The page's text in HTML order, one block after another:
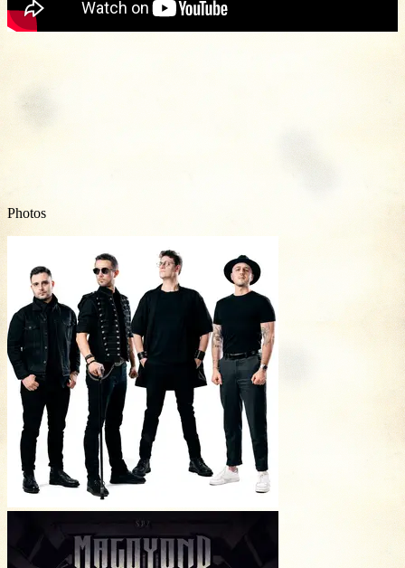
Photos